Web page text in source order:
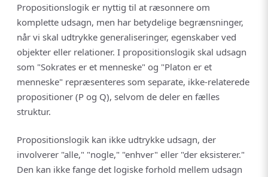
Propositionslogik er nyttig til at ræsonnere om
komplette udsagn, men har betydelige begrænsninger,
når vi skal udtrykke generaliseringer, egenskaber ved
objekter eller relationer. I propositionslogik skal udsagn
som "Sokrates er et menneske" og "Platon er et
menneske" repræsenteres som separate, ikke-relaterede
propositioner (P og Q), selvom de deler en fælles
struktur.
Propositionslogik kan ikke udtrykke udsagn, der
involverer "alle," "nogle," "enhver" eller "der eksisterer."
Den kan ikke fange det logiske forhold mellem udsagn